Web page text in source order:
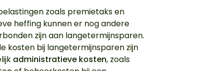
zoals premietaks en
heffing kunnen er nog andere
zijn aan langetermijnsparen.
kosten bij langetermijnsparen zijn
administratieve kosten, zoals